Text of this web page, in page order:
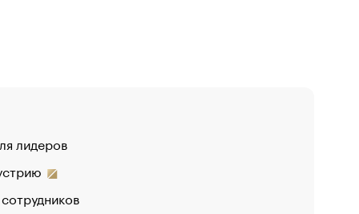
лидеров